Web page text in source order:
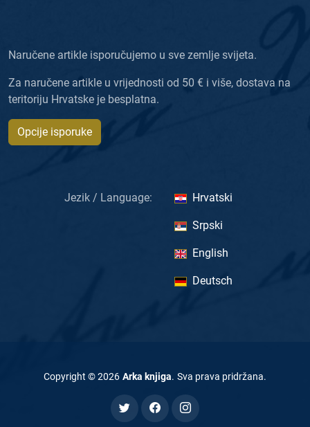
Naručene artikle isporučujemo u sve zemlje svijeta.
Za naručene artikle u vrijednosti od 50 € i više, dostava na
teritoriju Hrvatske je besplatna.
Opcije isporuke
Jezik / Language: Hrvatski
Srpski
English
Deutsch
Copyright ©2026 Arka knjiga. Sva prava pridržana.